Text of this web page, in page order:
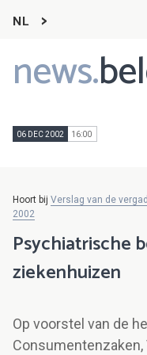
NL
news.
Main
navigation
06 DEC 2002 16:00
Hoort bij Verslag van de
2002
Psychiatrische
ziekenhuizen
Op voorstel van de